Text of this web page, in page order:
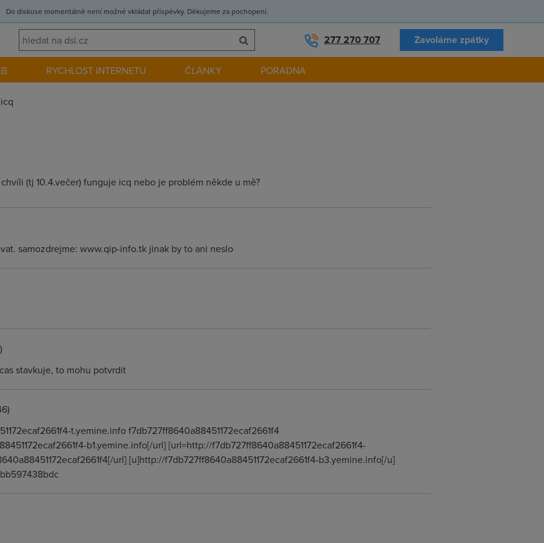
Do diskuse momentálně není možné vkládat příspěvky. Děkujeme za pochopení.
277 270 707 Zavoláme zpátky
RYCHLOST INTERNETU ČLÁNKY PORADNA
icq
(tj 10.4.večer) funguje icq nebo je problém někde u mě?
samozdrejme: www.qip-info.tk jinak by to ani neslo
stavkuje, to mohu potvrdit
t.yemine.info f7db727ff8640a88451172ecaf2661f4
b1.yemine.info[/url] [url=http://f7db727ff8640a88451172ecaf2661f4-
url] [u]http://f7db727ff8640a88451172ecaf2661f4-b3.yemine.info[/u]